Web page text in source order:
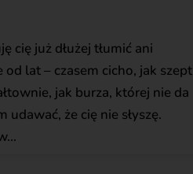
cię już dłużej tłumić ani
lat – czasem cicho, jak szept
jak burza, której nie da
udawać, że cię nie słyszę.